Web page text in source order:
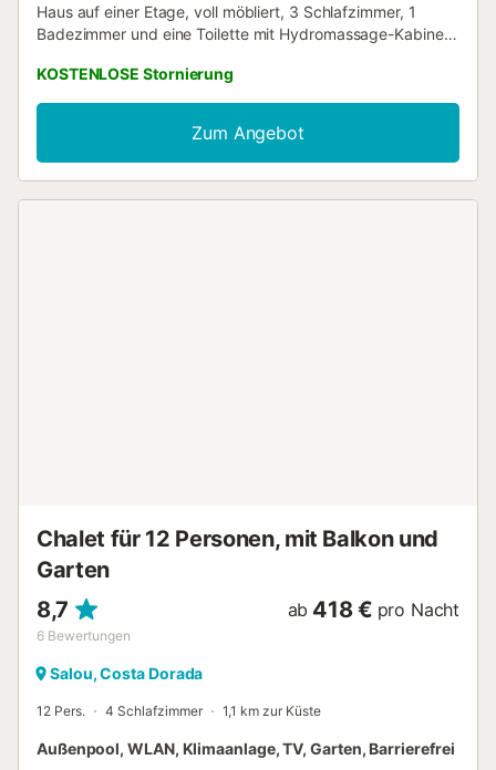
Haus auf einer Etage, voll möbliert, 3 Schlafzimmer, 1
Badezimmer und eine Toilette mit Hydromassage-Kabine
Es hat Parkplätze. In der Nähe des Vergnügungsparks von
Port Aventura, neben dem Strand und drei Lumine
KOSTENLOSE Stornierung
Zum Angebot
Chalet für 12 Personen, mit Balkon und
Garten
8,7
6 Bewertungen
ab 418 € pro Nacht
Salou, Costa Dorada
12 Pers. 4 Schlafzimmer 1,1 km zur Küste
Außenpool, WLAN, Klimaanlage, TV, Garten, Barrierefrei